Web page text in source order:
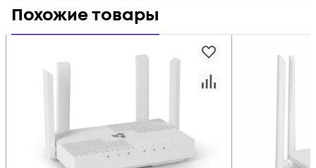
Похожие товары